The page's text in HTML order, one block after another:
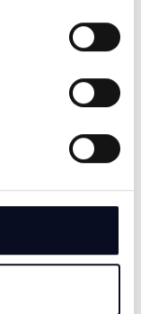
TUTTE LE NOTIZIE